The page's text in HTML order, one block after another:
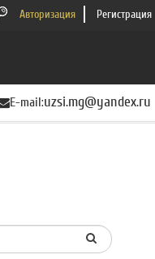
Авторизация Регистрация
E-mail:uzsi.mg@yandex.ru